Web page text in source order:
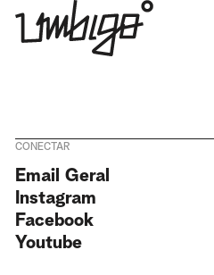
CONECTAR
Email Geral
Instagram
Facebook
Youtube